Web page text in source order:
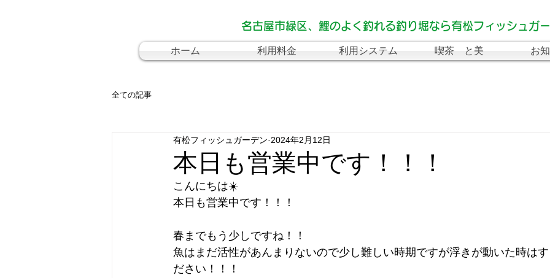
名古屋市緑区、鯉のよく釣れる釣り堀なら有松フィッシュガー
ホーム 利用料金 利用システム 喫茶 と美 お
全ての記事
本日も営業中です！！！
有松フィッシュガーデン 2024年2月12日
こんにちは☀️
本日も営業中です！！！
春までもう少しですね！！
魚はまだ活性があんまりないので少し難しい時期ですが浮きが動いた時はす
ださい！！！